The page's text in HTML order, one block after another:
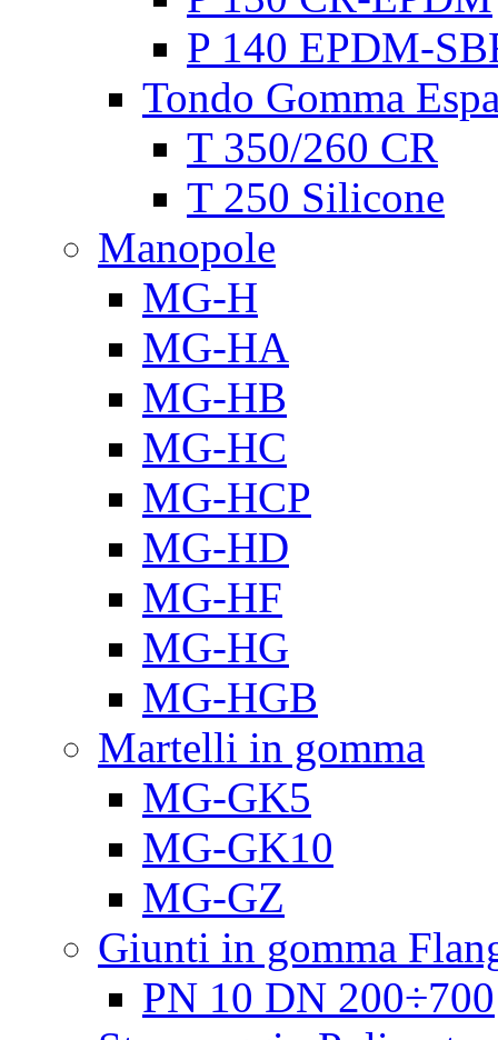
P 140 EPDM-
Tondo Gomma
T 350/260 CR
T 250 Silicone
Manopole
MG-H
MG-HA
MG-HB
MG-HC
MG-HCP
MG-HD
MG-HF
MG-HG
MG-HGB
Martelli in gomma
MG-GK5
MG-GK10
MG-GZ
Giunti in gomma
PN 10 DN 200÷700